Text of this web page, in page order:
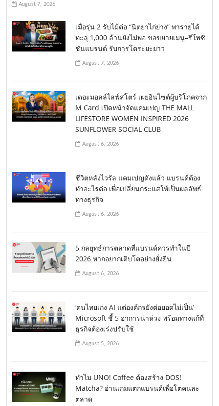
August 7, 2026
เมื่อรุ่น 2 รับไม้ต่อ “นิตยาไก่ย่าง” พารายได้
ทะลุ 1,000 ล้านยังไม่พอ ขอขยายเมนู–รีโพซิ
ชันแบรนด์ รับการโตระยะยาว
August 7, 2026
เดอะมอลล์ไลฟ์สโตร์ เผยอินไซต์ผู้บริโภคจาก
M Card เปิดหน้าจัดแคมเปญ THE MALL
LIFESTORE WOMEN INSPIRED 2026
SUNFLOWER SOCIAL CLUB
August 6, 2026
ชีวิตหลังไวรัล แคมเปญดังแล้ว แบรนด์ต้อง
ทำอะไรต่อ เพื่อเปลี่ยนกระแสให้เป็นผลลัพธ์
ทางธุรกิจ
August 6, 2026
5 กลยุทธ์การตลาดที่แบรนด์ควรทำในปี
2026 หากอยากเติบโตอย่างยั่งยืน
August 6, 2026
‘คนไทยเก่ง AI แต่องค์กรยังต่อยอดไม่เป็น’
Microsoft ชี้ 5 อาการน่าห่วง พร้อมทางแก้ที่
ธุรกิจต้องเร่งปรับใช้
August 5, 2026
ทำไม UNO! Coffee ต้องสร้าง DOS!
Matcha? อ่านเกมแตกแบรนด์เพื่อโตคนละ
ตลาด